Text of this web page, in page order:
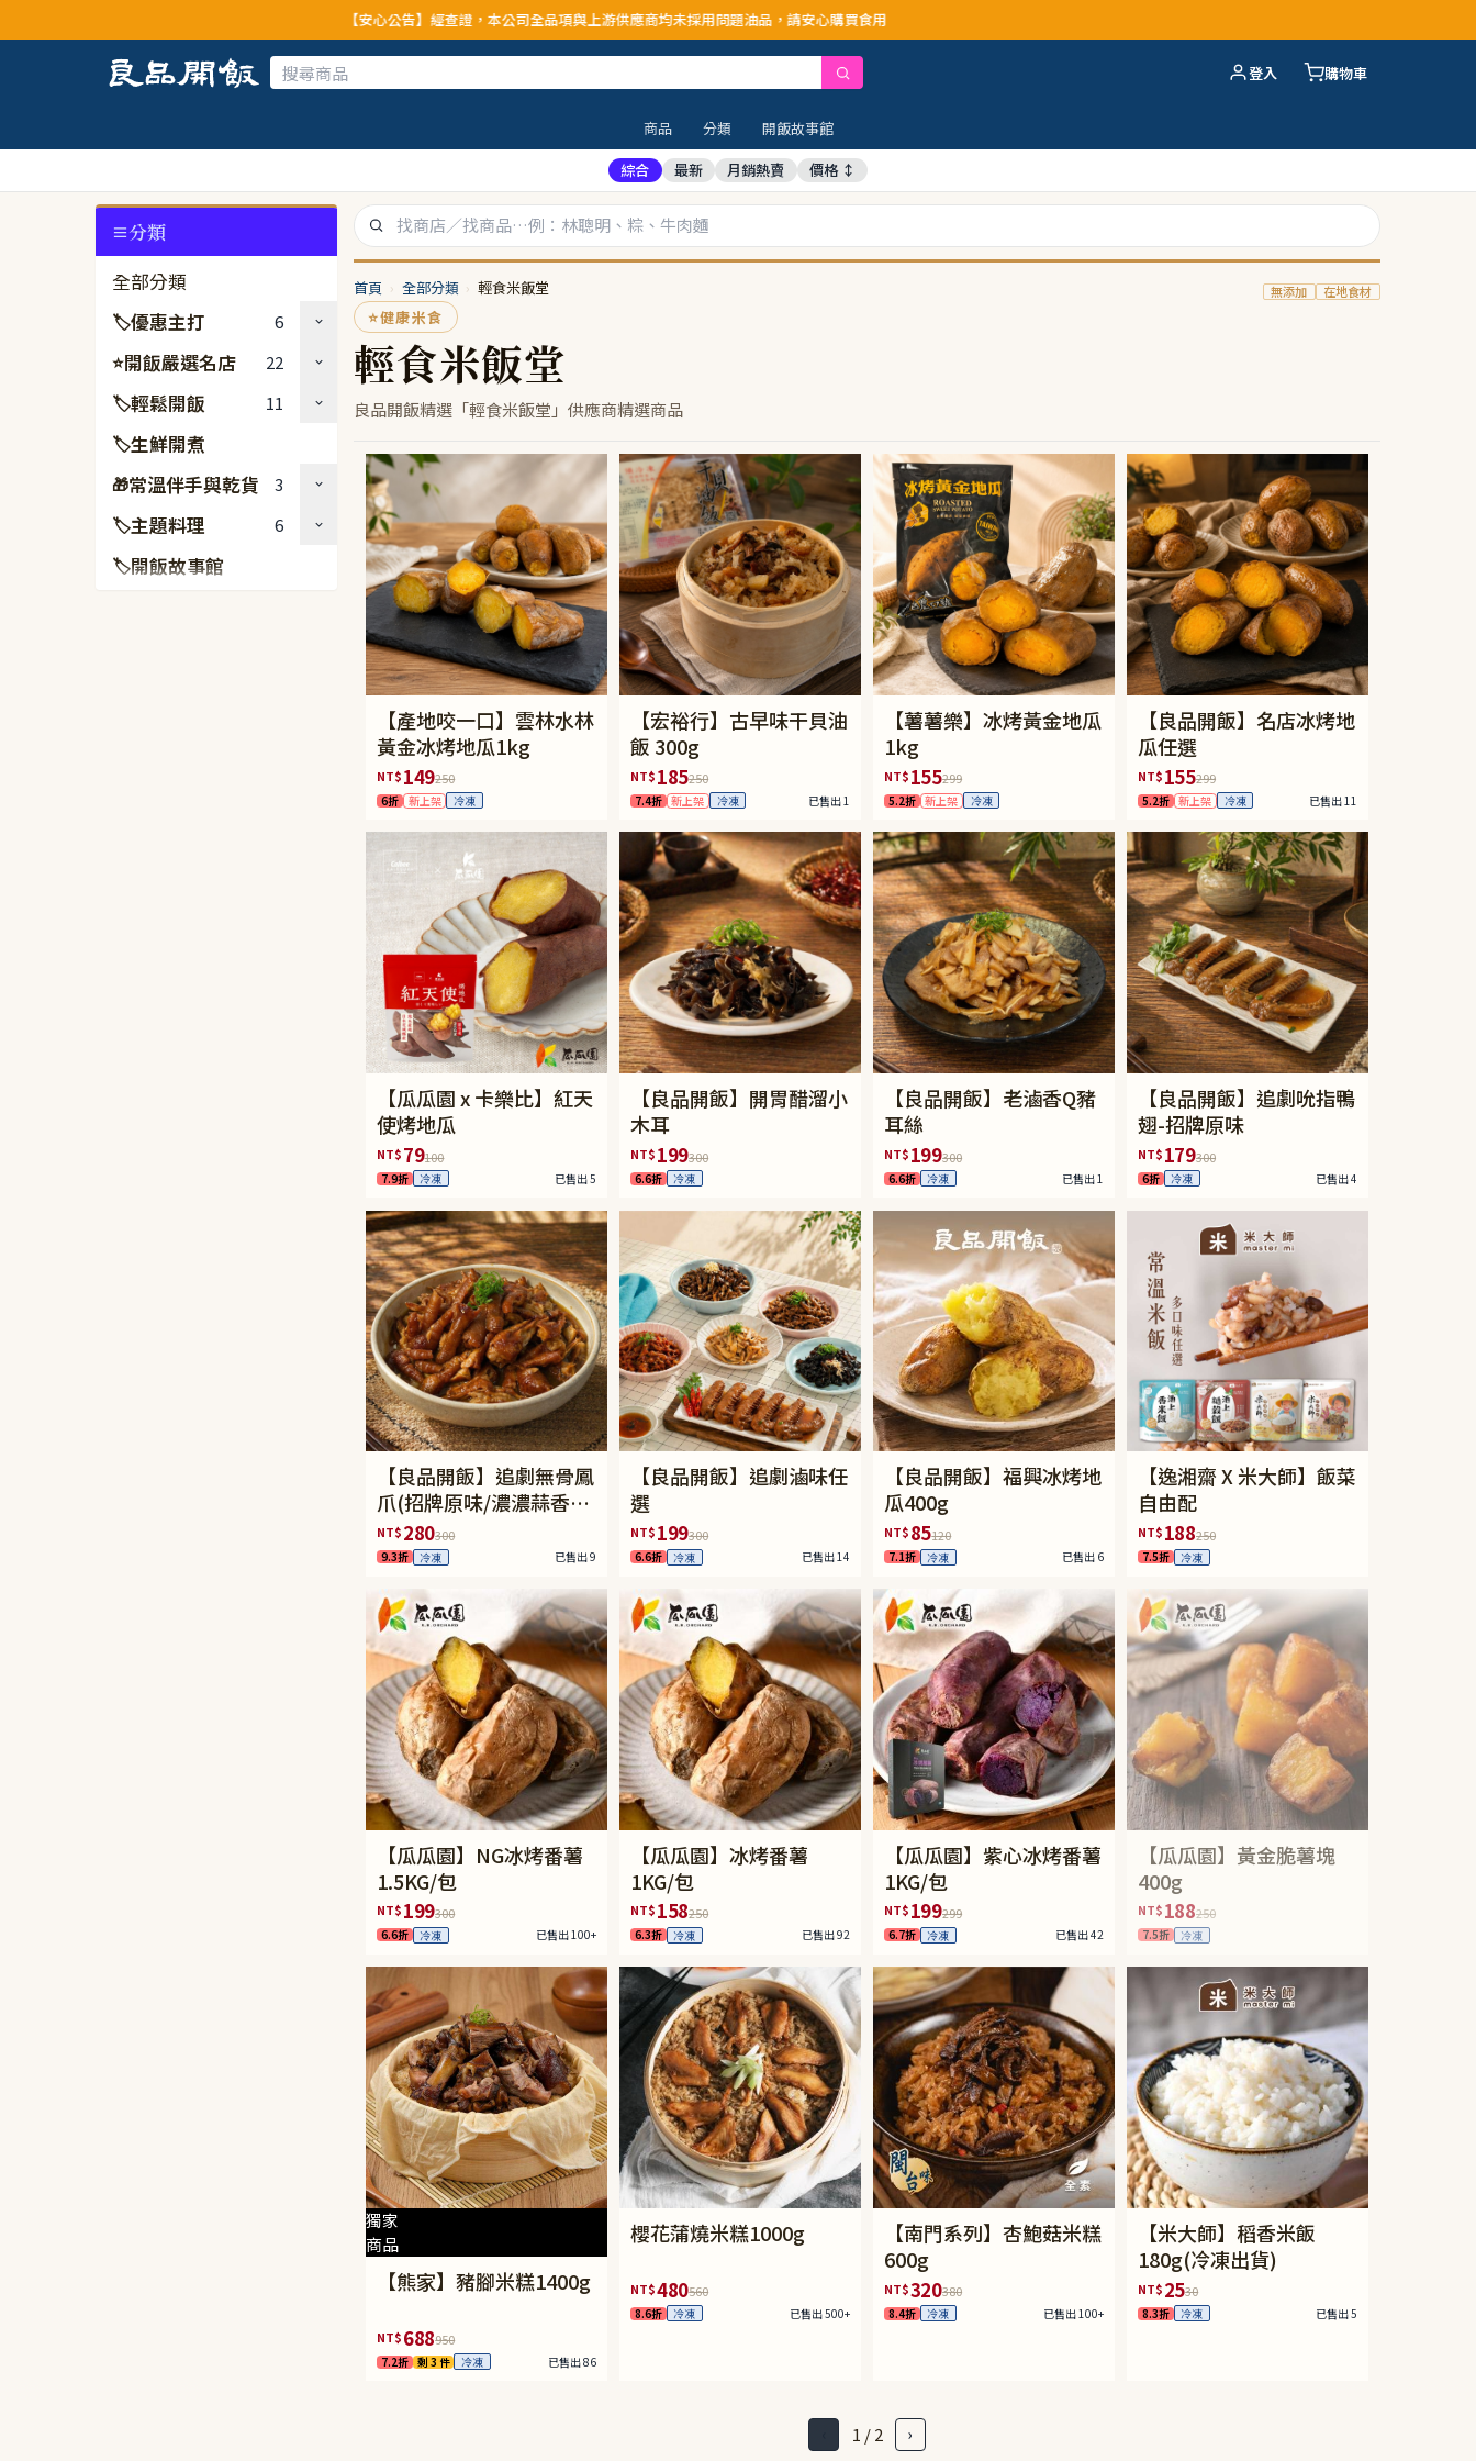
【安心公告】經查證，本公司全品項與上游供應商均未採用問題油品，請安心購買食用
登入 購物車
商品 分類 開飯故事館
綜合 最新 月銷熱賣 價格 ↕
分類
全部分類
🏷優惠主打
6
⭐開飯嚴選名店
22
🏷輕鬆開飯
11
🏷生鮮開煮
🎁常溫伴手與乾貨
3
🏷主題料理
6
🏷開飯故事館
首頁 › 全部分類 › 輕食米飯堂
⭐健康米食
輕食米飯堂
良品開飯精選「輕食米飯堂」供應商精選商品
無添加 在地食材
【產地咬一口】雲林水林
黃金冰烤地瓜1kg
NT$149250
6折 新上架 冷凍
【宏裕行】古早味干貝油
飯 300g
NT$185250
7.4折 新上架 冷凍 已售出 1
【薯薯樂】冰烤黃金地瓜
1kg
NT$155299
5.2折 新上架 冷凍
【良品開飯】名店冰烤地
瓜任選
NT$155299
5.2折 新上架 冷凍 已售出 11
【瓜瓜園 x 卡樂比】紅天
使烤地瓜
NT$79100
7.9折 冷凍 已售出 5
【良品開飯】開胃醋溜小
木耳
NT$199300
6.6折 冷凍
【良品開飯】老滷香Q豬
耳絲
NT$199300
6.6折 冷凍 已售出 1
【良品開飯】追劇吮指鴨
翅-招牌原味
NT$179300
6折 冷凍 已售出 4
【良品開飯】追劇無骨鳳
爪(招牌原味/濃濃蒜香/
過癮麻辣)
NT$280300
9.3折 冷凍 已售出 9
【良品開飯】追劇滷味任
選
NT$199300
6.6折 冷凍 已售出 14
【良品開飯】福興冰烤地
瓜400g
NT$85120
7.1折 冷凍 已售出 6
【逸湘齋 X 米大師】飯菜
自由配
NT$188250
7.5折 冷凍
【瓜瓜園】NG冰烤番薯
1.5KG/包
NT$199300
6.6折 冷凍 已售出 100+
【瓜瓜園】冰烤番薯
1KG/包
NT$158250
6.3折 冷凍 已售出 92
【瓜瓜園】紫心冰烤番薯
1KG/包
NT$199299
6.7折 冷凍 已售出 42
【瓜瓜園】黃金脆薯塊
400g
NT$188250
7.5折 冷凍
獨家
商品
【熊家】豬腳米糕1400g
NT$688950
7.2折 剩 3 件 冷凍 已售出 86
櫻花蒲燒米糕1000g
NT$480560
8.6折 冷凍 已售出 500+
【南門系列】杏鮑菇米糕
600g
NT$320380
8.4折 冷凍 已售出 100+
【米大師】稻香米飯
180g(冷凍出貨)
NT$2530
8.3折 冷凍 已售出 5
1 / 2 ›